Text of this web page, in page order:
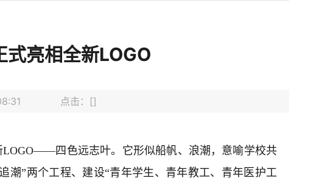
式亮相全新LOGO
08:31 点击：[]
LOGO——四色远志叶。它形似船帆、浪潮，意喻学校共
潮”两个工程、建设“青年学生、青年教工、青年医护工